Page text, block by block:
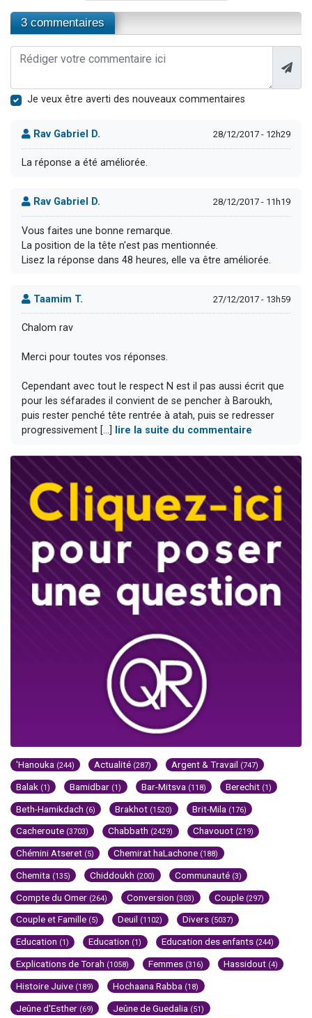
3 commentaires
Je veux être averti des nouveaux commentaires
Rav Gabriel D. 28/12/2017 - 12h29
La réponse a été améliorée.
Rav Gabriel D. 28/12/2017 - 11h19
Vous faites une bonne remarque.
La position de la tête n'est pas mentionnée.
Lisez la réponse dans 48 heures, elle va être améliorée.
Taamim T. 27/12/2017 - 13h59
Chalom rav
Merci pour toutes vos réponses.
Cependant avec tout le respect N est il pas aussi écrit que
pour les séfarades il convient de se pencher à Baroukh,
puis rester penché tête rentrée à atah, puis se redresser
progressivement [...]
lire la suite du commentaire
'Hanouka (244) Actualité (287) Argent & Travail (747)
Balak (1) Bamidbar (1) Bar-Mitsva (118) Berechit (1)
Beth-Hamikdach (6) Brakhot (1520) Brit-Mila (176)
Cacheroute (3703) Chabbath (2429) Chavouot (219)
Chémini Atseret (5) Chemirat haLachone (188)
Chemita (135) Chiddoukh (200) Communauté (3)
Compte du Omer (264) Conversion (303) Couple (297)
Couple et Famille (5) Deuil (1102) Divers (5037)
Education (1) Education (1) Education des enfants (244)
Explications de Torah (1058) Femmes (316) Hassidout (4)
Histoire Juive (189) Hochaana Rabba (18)
Jeûne d'Esther (69) Jeûne de Guedalia (51)